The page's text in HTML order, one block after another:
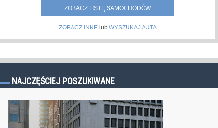
ZOBACZ LISTĘ SAMOCHODÓW
ZOBACZ INNElub WYSZUKAJ AUTA
NAJCZĘŚCIEJ POSZUKIWANE